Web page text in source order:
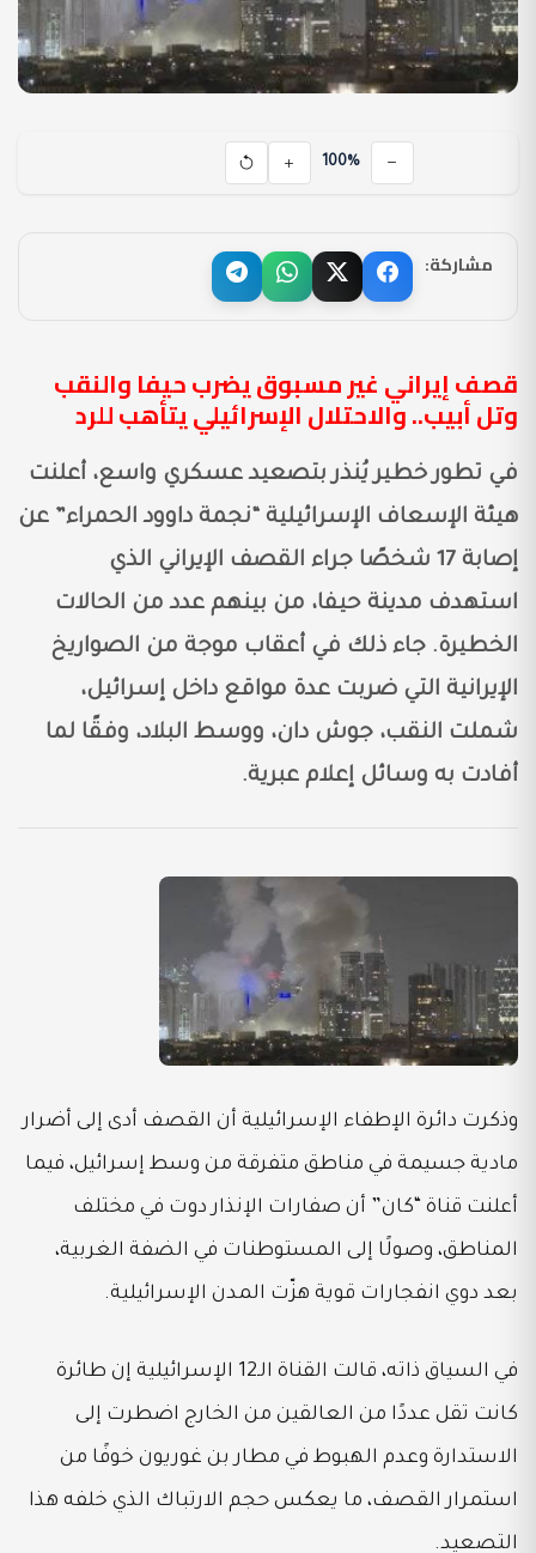
100%
مشاركة:
قصف إيراني غير مسبوق يضرب حيفا والنقب
وتل أبيب.. والاحتلال الإسرائيلي يتأهب للرد
في تطور خطير يُنذر بتصعيد عسكري واسع، أعلنت
هيئة الإسعاف الإسرائيلية “نجمة داوود الحمراء” عن
إصابة 17 شخصًا جراء القصف الإيراني الذي
استهدف مدينة حيفا، من بينهم عدد من الحالات
الخطيرة. جاء ذلك في أعقاب موجة من الصواريخ
الإيرانية التي ضربت عدة مواقع داخل إسرائيل،
شملت النقب، جوش دان، ووسط البلاد، وفقًا لما
أفادت به وسائل إعلام عبرية.
وذكرت دائرة الإطفاء الإسرائيلية أن القصف أدى إلى أضرار
مادية جسيمة في مناطق متفرقة من وسط إسرائيل، فيما
أعلنت قناة “كان” أن صفارات الإنذار دوت في مختلف
المناطق، وصولًا إلى المستوطنات في الضفة الغربية،
بعد دوي انفجارات قوية هزّت المدن الإسرائيلية.
في السياق ذاته، قالت القناة الـ12 الإسرائيلية إن طائرة
كانت تقل عددًا من العالقين من الخارج اضطرت إلى
الاستدارة وعدم الهبوط في مطار بن غوريون خوفًا من
استمرار القصف، ما يعكس حجم الارتباك الذي خلفه هذا
التصعيد.